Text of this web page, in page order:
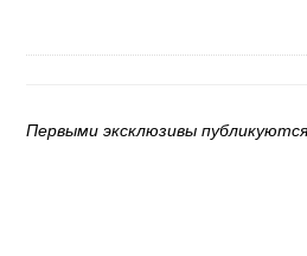
Первыми эксклюзивы